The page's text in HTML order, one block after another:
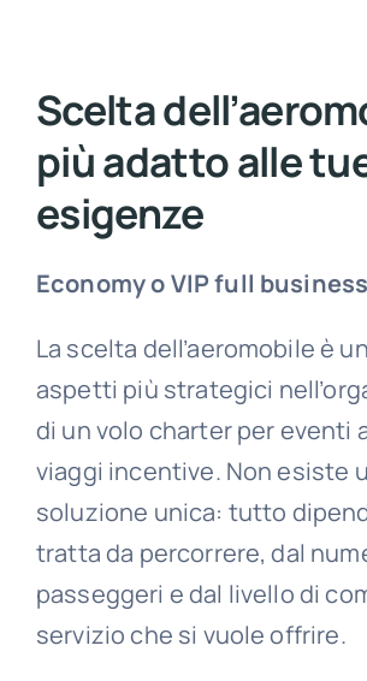
Scelta
più adatto alle
esigenze
Economy o VIP full
La scelta dell’aeromobile è
aspetti più strategici
di un volo charter per eventi
viaggi incentive. Non esiste
soluzione unica: tutto
tratta da percorrere, dal
passeggeri e dal livello di
servizio che si vuole offrire.